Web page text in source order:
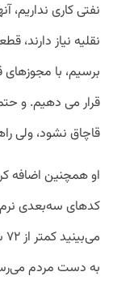
نفتی کاری نداریم،
نقلیه نیاز
برسیم، با مجوزهای
قرار می دهیم. و
قاچاق نشود، ولی
کدهای سه‌بعدی
به دست مردم